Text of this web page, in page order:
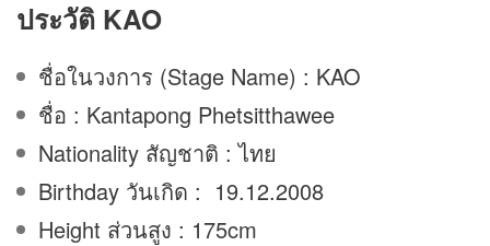
ประวัติ KAO
ชื่อในวงการ (Stage Name) : KAO
ชื่อ : Kantapong Phetsitthawee
Nationality สัญชาติ : ไทย
Birthday วันเกิด : 19.12.2008
Height ส่วนสูง : 175cm